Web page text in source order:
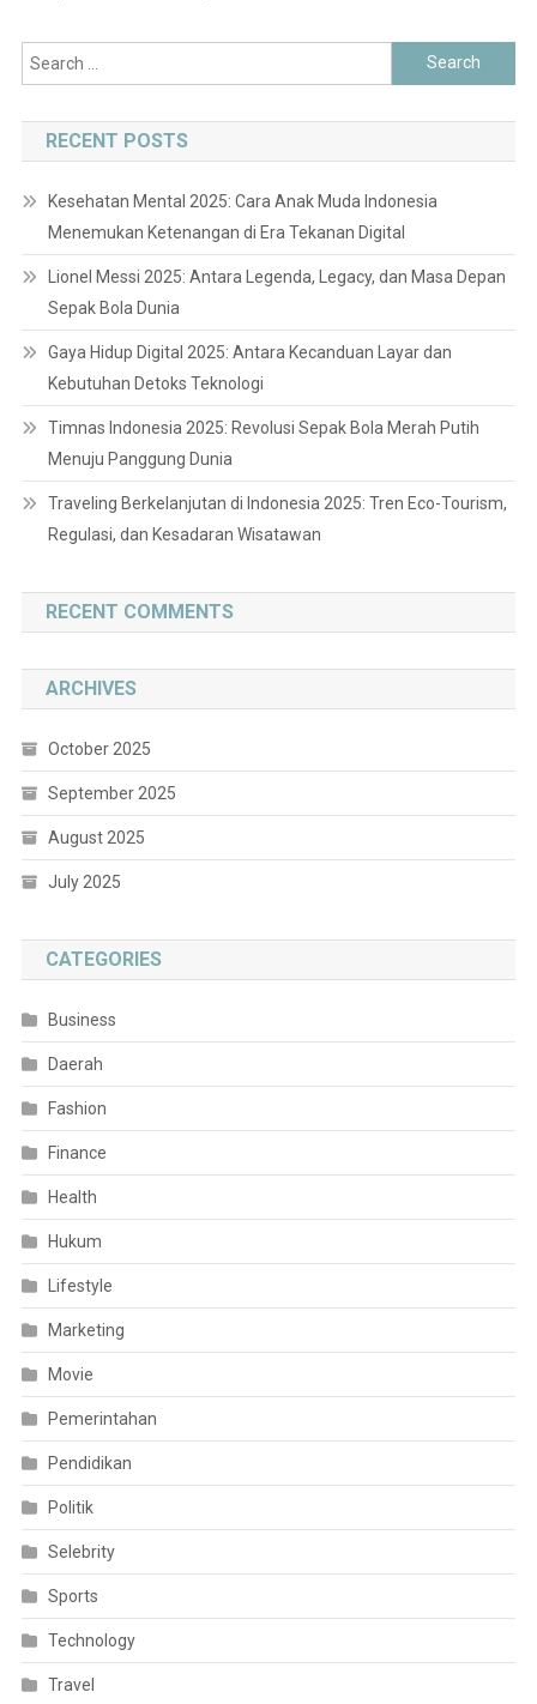
Search
for:
RECENT POSTS
Kesehatan Mental 2025: Cara Anak Muda Indonesia
Menemukan Ketenangan di Era Tekanan Digital
Lionel Messi 2025: Antara Legenda, Legacy, dan Masa Depan
Sepak Bola Dunia
Gaya Hidup Digital 2025: Antara Kecanduan Layar dan
Kebutuhan Detoks Teknologi
Timnas Indonesia 2025: Revolusi Sepak Bola Merah Putih
Menuju Panggung Dunia
Traveling Berkelanjutan di Indonesia 2025: Tren Eco-Tourism,
Regulasi, dan Kesadaran Wisatawan
RECENT COMMENTS
ARCHIVES
October 2025
September 2025
August 2025
July 2025
CATEGORIES
Business
Daerah
Fashion
Finance
Health
Hukum
Lifestyle
Marketing
Movie
Pemerintahan
Pendidikan
Politik
Selebrity
Sports
Technology
Travel